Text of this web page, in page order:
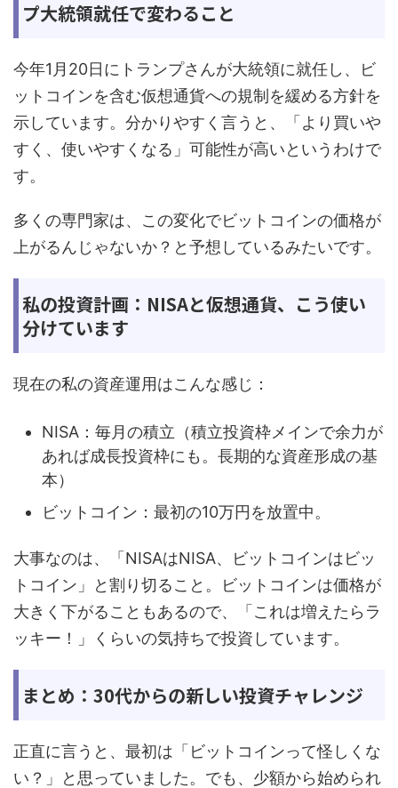
プ大統領就任で変わること
今年1月20日にトランプさんが大統領に就任し、ビ
ットコインを含む仮想通貨への規制を緩める方針を
示しています。分かりやすく言うと、「より買いや
すく、使いやすくなる」可能性が高いというわけで
す。
多くの専門家は、この変化でビットコインの価格が
上がるんじゃないか？と予想しているみたいです。
私の投資計画：NISAと仮想通貨、こう使い
分けています
現在の私の資産運用はこんな感じ：
NISA：毎月の積立（積立投資枠メインで余力が
あれば成長投資枠にも。長期的な資産形成の基
本）
ビットコイン：最初の10万円を放置中。
大事なのは、「NISAはNISA、ビットコインはビッ
トコイン」と割り切ること。ビットコインは価格が
大きく下がることもあるので、「これは増えたらラ
ッキー！」くらいの気持ちで投資しています。
まとめ：30代からの新しい投資チャレンジ
正直に言うと、最初は「ビットコインって怪しくな
い？」と思っていました。でも、少額から始められ